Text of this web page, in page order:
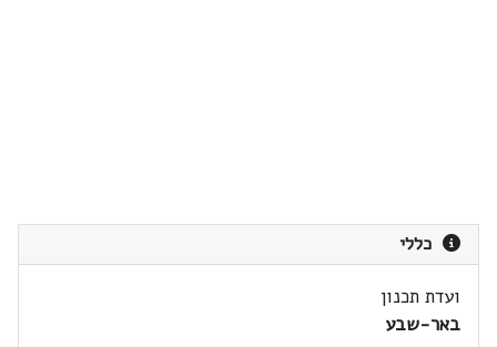
כללי
ועדת תכנון
באר-שבע